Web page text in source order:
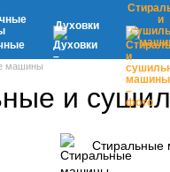
Мелкая
Духовки
и
машины
и